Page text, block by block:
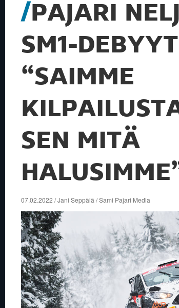
PAJARI
SM1-
“SAIMME
SEN MITÄ
07.02.2022 / Jani Seppälä / Sami Pajari Media